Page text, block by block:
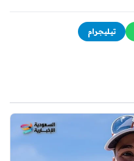
تيليجرام